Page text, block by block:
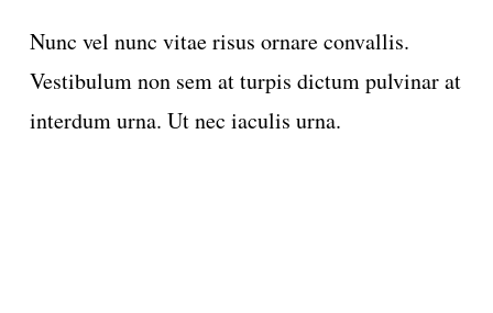
Nunc vel nunc vitae risus ornare convallis.
Vestibulum non sem at turpis dictum pulvinar at
interdum urna. Ut nec iaculis urna.